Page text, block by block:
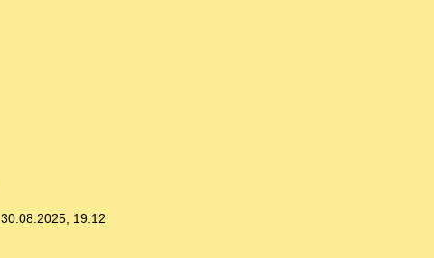
30.08.2025, 19:12